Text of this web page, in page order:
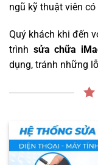
ngũ kỹ thuật viên
Quý khách khi đến
trình sửa chữa
dụng, tránh những